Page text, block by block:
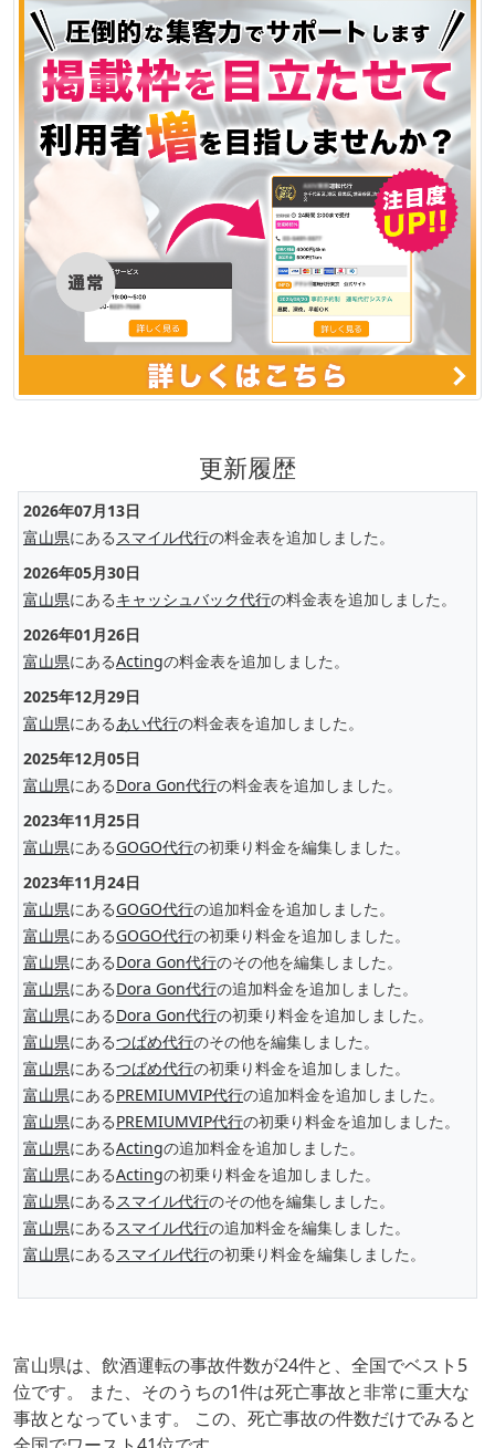
更新履歴
2026年07月13日
富山県にあるスマイル代行の料金表を追加しました。
2026年05月30日
富山県にあるキャッシュバック代行の料金表を追加しました。
2026年01月26日
富山県にあるActingの料金表を追加しました。
2025年12月29日
富山県にあるあい代行の料金表を追加しました。
2025年12月05日
富山県にあるDora Gon代行の料金表を追加しました。
2023年11月25日
富山県にあるGOGO代行の初乗り料金を編集しました。
2023年11月24日
富山県にあるGOGO代行の追加料金を追加しました。
富山県にあるGOGO代行の初乗り料金を追加しました。
富山県にあるDora Gon代行のその他を編集しました。
富山県にあるDora Gon代行の追加料金を追加しました。
富山県にあるDora Gon代行の初乗り料金を追加しました。
富山県にあるつばめ代行のその他を編集しました。
富山県にあるつばめ代行の初乗り料金を追加しました。
富山県にあるPREMIUMVIP代行の追加料金を追加しました。
富山県にあるPREMIUMVIP代行の初乗り料金を追加しました。
富山県にあるActingの追加料金を追加しました。
富山県にあるActingの初乗り料金を追加しました。
富山県にあるスマイル代行のその他を編集しました。
富山県にあるスマイル代行の追加料金を編集しました。
富山県にあるスマイル代行の初乗り料金を編集しました。
富山県は、飲酒運転の事故件数が24件と、全国でベスト5
位です。 また、そのうちの1件は死亡事故と非常に重大な
事故となっています。 この、死亡事故の件数だけでみると